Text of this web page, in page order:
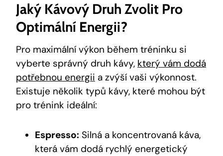
Jaký Kávový Druh Zvolit Pro
⁣optimální‌ Energii?
Pro maximální ‌výkon‍ během tréninku ⁤si⁢
vyberte správný druh kávy, který vám dodá
potřebnou energii a zvýší vaši výkonnost.
Existuje několik typů kávy,⁣ které ⁣mohou být
pro ​trénink ideální:
Espresso: ⁤Silná a koncentrovaná káva,
která ‍vám dodá rychlý energetický